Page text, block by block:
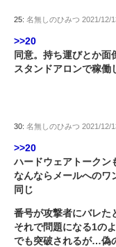
25: 名無しのひみつ 2021/12/
>>20
同意。持ち運びとか面
スタンドアロンで稼働
30: 名無しのひみつ 2021/12/
>>20
ハードウェアトークン
なんならメールへのワ
同じ
番号が攻撃者にバレた
それで問題になる1の
でも突破されるが…偽